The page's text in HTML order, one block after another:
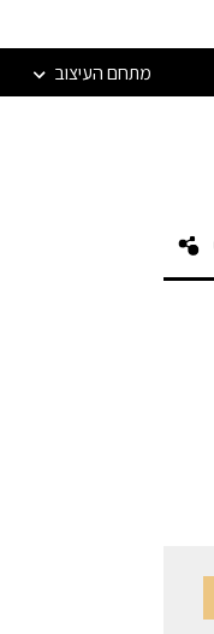
מתחם העיצוב